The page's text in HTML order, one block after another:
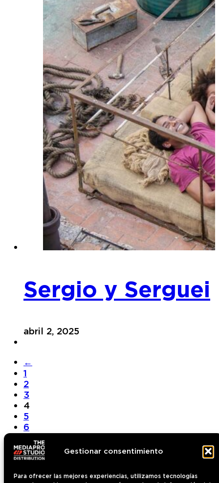
Gestionar consentimiento
Para ofrecer las mejores experiencias, utilizamos tecnologías
Sergio y Serguei
abril 2, 2025
←
1
2
3
4
5
6